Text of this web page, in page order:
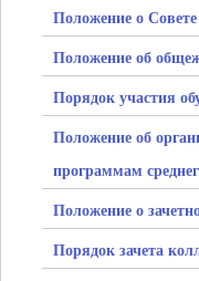
Положение о Совете
Положение об
Порядок участия
Положение об
программам
Положение о
Порядок зачета